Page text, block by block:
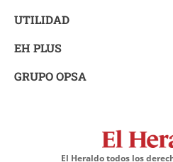
UTILIDAD
EH PLUS
GRUPO OPSA
El Heraldo todos los